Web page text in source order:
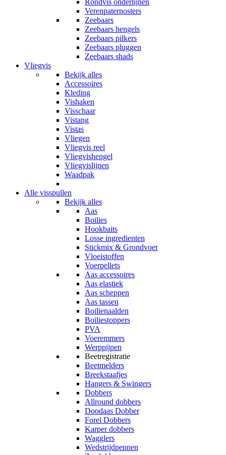
Rondvis onderlijnen
Verenpaternosters
Zeebaars
Zeebaars hengels
Zeebaars pilkers
Zeebaars pluggen
Zeebaars shads
Vliegvis
Bekijk alles
Accessoires
Kleding
Vishaken
Visschaar
Vistang
Vistas
Vliegen
Vliegvis reel
Vliegvishengel
Vliegvislijnen
Waadpak
Alle visspullen
Bekijk alles
Aas
Boilies
Hookbaits
Losse ingredienten
Stickmix & Grondvoer
Vloeistoffen
Voerpellets
Aas accessoires
Aas elastiek
Aas scheppen
Aas tassen
Boilienaalden
Boiliestoppers
PVA
Voeremmers
Werppijpen
Beetregistratie
Beetmelders
Breekstaafjes
Hangers & Swingers
Dobbers
Allround dobbers
Doodaas Dobber
Forel Dobbers
Karper dobbers
Wagglers
Wedstrijdpennen